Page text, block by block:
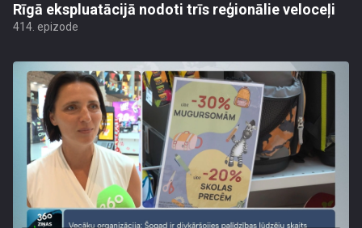
Rīgā ekspluatācijā nodoti trīs reģionālie veloceļi
414. epizode